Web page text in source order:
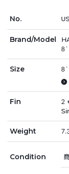
No.
Brand/Model
Size
Fin
2
Weight
Condition